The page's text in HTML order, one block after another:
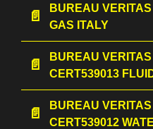
BUREAU
GAS ITALY
BUREAU
CERT539013
BUREAU
CERT539012